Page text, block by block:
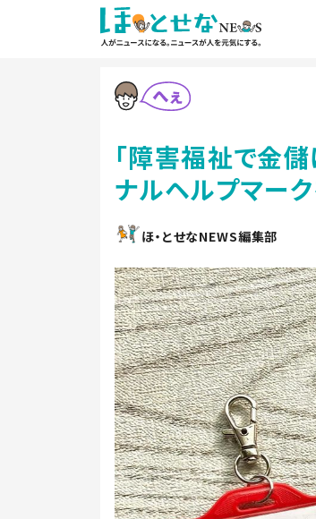
「障害福祉で金
ナルヘルプマー
ほ・とせなNEWS編集部